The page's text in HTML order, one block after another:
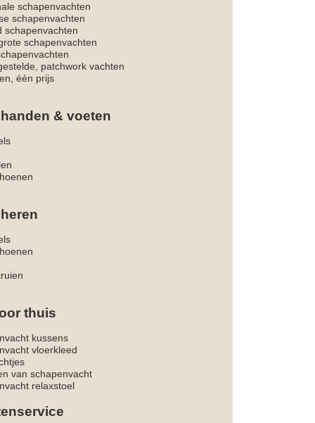
schapenvachten
schapenvachten
schapenvachten
schapenvachten
patchwork vachten
één prijs
& voeten
thuis
kussens
vloerkleed
van schapenvacht
relaxstoel